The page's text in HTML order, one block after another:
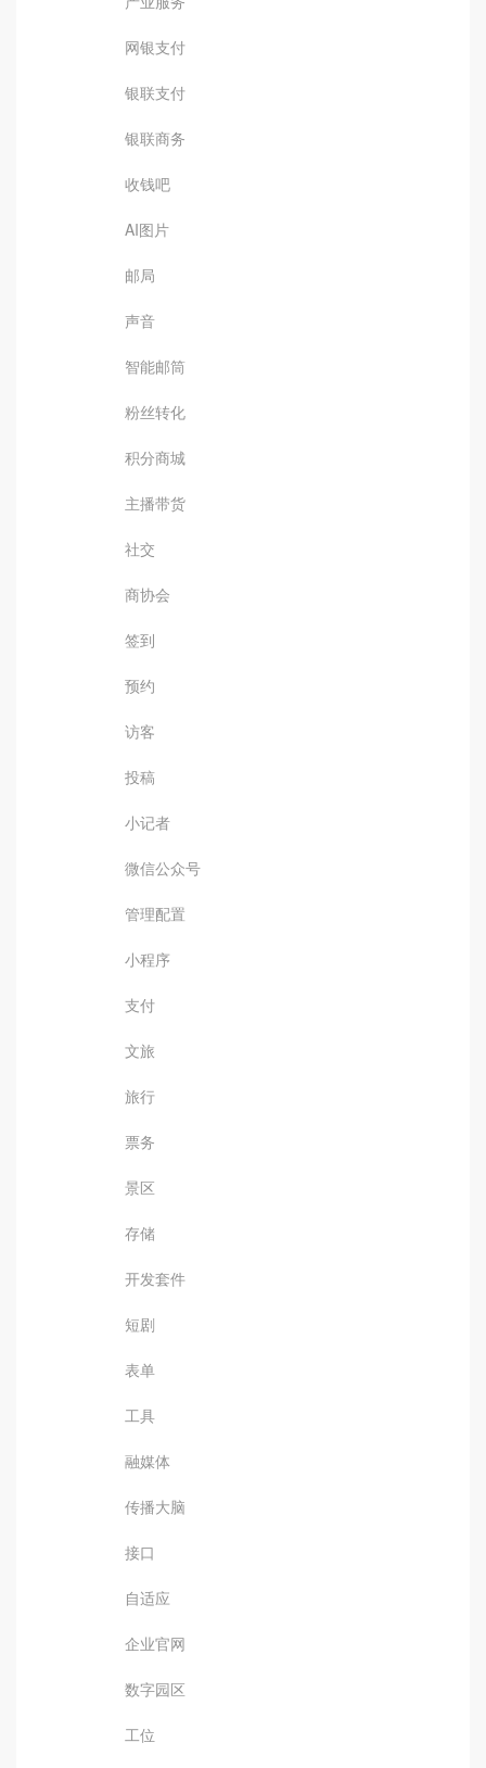
网银支付
银联支付
银联商务
收钱吧
AI图片
邮局
声音
智能邮筒
粉丝转化
积分商城
主播带货
社交
商协会
签到
预约
访客
投稿
小记者
微信公众号
管理配置
小程序
支付
文旅
旅行
票务
景区
存储
开发套件
短剧
表单
工具
融媒体
传播大脑
接口
自适应
企业官网
数字园区
工位